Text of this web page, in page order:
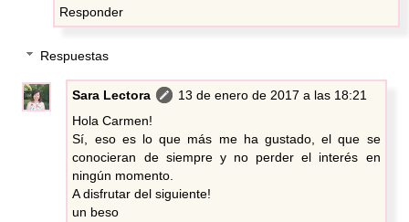
Responder
Respuestas
Sara Lectora
13 de enero de 2017 a las 18:21
Hola Carmen!
Sí, eso es lo que más me ha gustado, el que se
conocieran de siempre y no perder el interés en
ningún momento.
A disfrutar del siguiente!
un beso